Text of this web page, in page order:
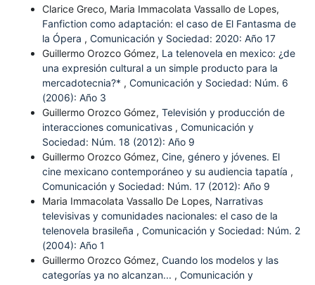
Clarice Greco, Maria Immacolata Vassallo de Lopes,
Fanfiction como adaptación: el caso de El Fantasma de
la Ópera , Comunicación y Sociedad: 2020: Año 17
Guillermo Orozco Gómez, La telenovela en mexico: ¿de
una expresión cultural a un simple producto para la
mercadotecnia?* , Comunicación y Sociedad: Núm. 6
(2006): Año 3
Guillermo Orozco Gómez, Televisión y producción de
interacciones comunicativas , Comunicación y
Sociedad: Núm. 18 (2012): Año 9
Guillermo Orozco Gómez, Cine, género y jóvenes. El
cine mexicano contemporáneo y su audiencia tapatía ,
Comunicación y Sociedad: Núm. 17 (2012): Año 9
Maria Immacolata Vassallo De Lopes, Narrativas
televisivas y comunidades nacionales: el caso de la
telenovela brasileña , Comunicación y Sociedad: Núm. 2
(2004): Año 1
Guillermo Orozco Gómez, Cuando los modelos y las
categorías ya no alcanzan... , Comunicación y